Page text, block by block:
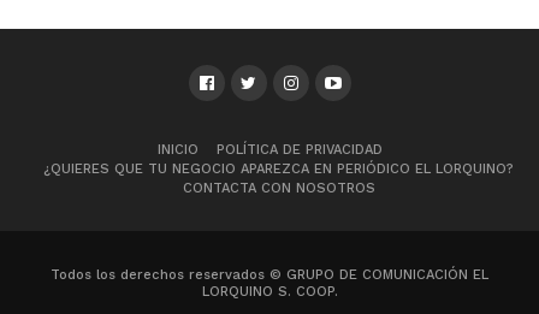
INICIO
POLÍTICA DE PRIVACIDAD
¿QUIERES QUE TU NEGOCIO APAREZCA EN PERIÓDICO EL LORQUINO?
CONTACTA CON NOSOTROS
Todos los derechos reservados © GRUPO DE COMUNICACIÓN EL
LORQUINO S. COOP.